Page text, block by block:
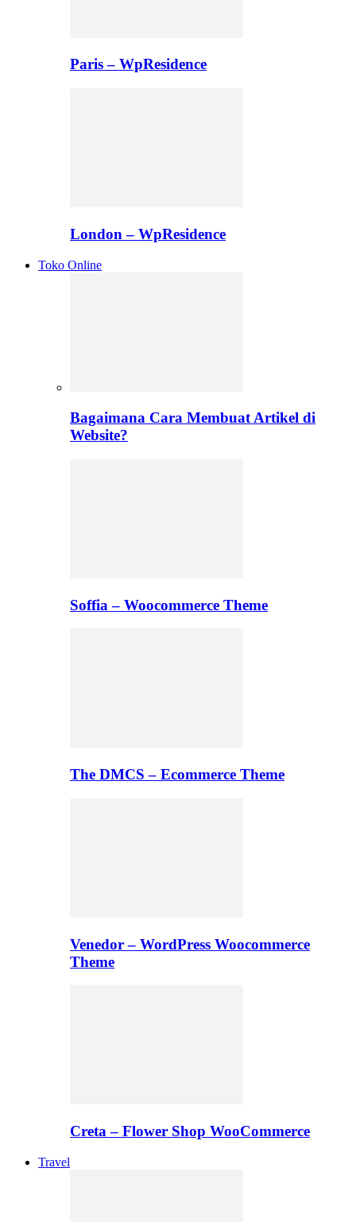
Paris – WpResidence
London – WpResidence
Toko Online
Bagaimana Cara Membuat Artikel di
Website?
Soffia – Woocommerce Theme
The DMCS – Ecommerce Theme
Venedor – WordPress Woocommerce
Theme
Creta – Flower Shop WooCommerce
Travel